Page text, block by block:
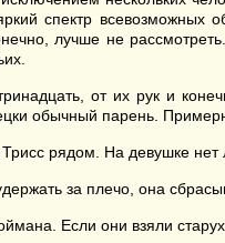
спектр всевозможных
лучше не
от их рук и
обычный парень.
рядом. На девушке нет
за плечо, она
Если они взяли